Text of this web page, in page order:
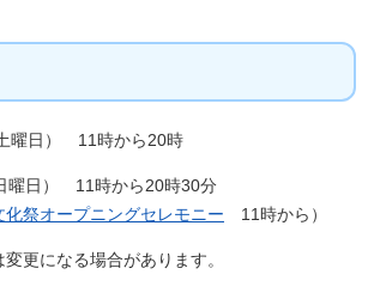
曜日） 11時から20時
11時から20時30分
化祭オープニングセレモニー 11時から）
更になる場合があります。